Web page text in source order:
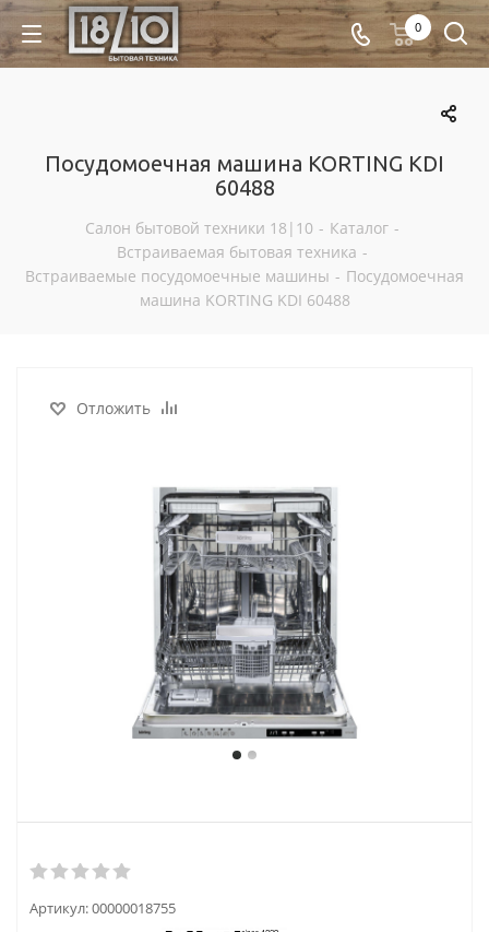
0
Посудомоечная машина KORTING KDI
60488
Салон бытовой техники 18|10 - Каталог -
Встраиваемая бытовая техника -
Встраиваемые посудомоечные машины - Посудомоечная
машина KORTING KDI 60488
Отложить
Артикул:00000018755